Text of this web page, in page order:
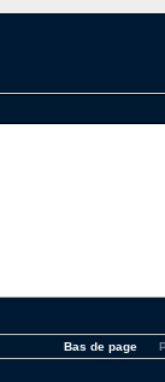
Bas de page